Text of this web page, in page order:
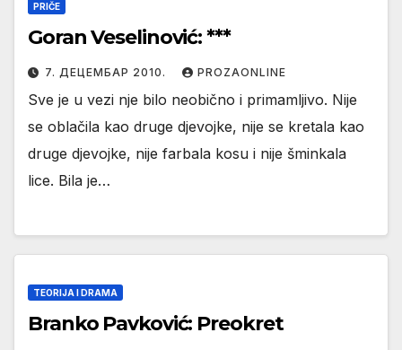
PRIČE
Goran Veselinović: ***
7. ДЕЦЕМБАР 2010. PROZAONLINE
Sve je u vezi nje bilo neobično i primamljivo. Nije
se oblačila kao druge djevojke, nije se kretala kao
druge djevojke, nije farbala kosu i nije šminkala
lice. Bila je…
TEORIJA I DRAMA
Branko Pavković: Preokret